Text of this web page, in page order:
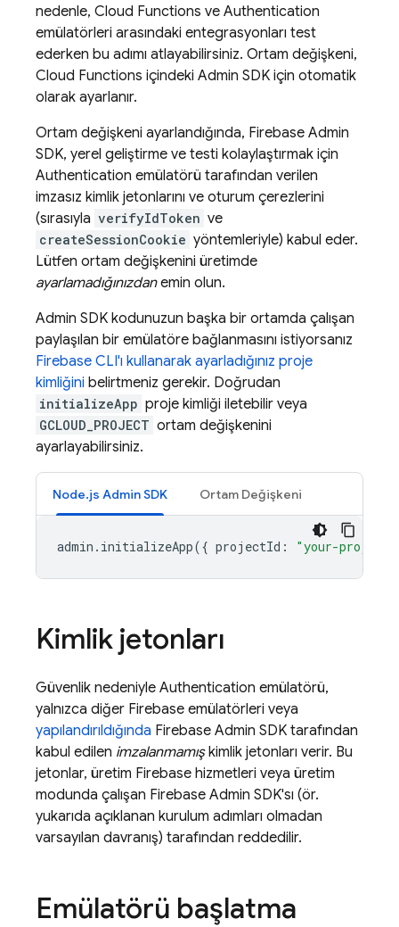
nedenle, Cloud Functions ve Authentication
emülatörleri arasındaki entegrasyonları test
ederken bu adımı atlayabilirsiniz. Ortam değişkeni,
Cloud Functions içindeki Admin SDK için otomatik
olarak ayarlanır.
Ortam değişkeni ayarlandığında, Firebase Admin
SDK, yerel geliştirme ve testi kolaylaştırmak için
Authentication emülatörü tarafından verilen
imzasız kimlik jetonlarını ve oturum çerezlerini
(sırasıyla verifyIdToken ve
createSessionCookie yöntemleriyle) kabul eder.
Lütfen ortam değişkenini üretimde
ayarlamadığınızdanemin olun.
Admin SDK kodunuzun başka bir ortamda çalışan
paylaşılan bir emülatöre bağlanmasını istiyorsanız
Firebase CLI'ı kullanarak ayarladığınız proje
kimliğini belirtmeniz gerekir. Doğrudan
initializeApp proje kimliği iletebilir veya
GCLOUD_PROJECT ortam değişkenini
ayarlayabilirsiniz.
Node.js Admin SDK Ortam Değişkeni
admin . initializeApp({ projectId : "your-
Kimlik jetonları
Güvenlik nedeniyle Authentication emülatörü,
yalnızca diğer Firebase emülatörleri veya
yapılandırıldığında Firebase Admin SDK tarafından
kabul edilen imzalanmamışkimlik jetonları verir. Bu
jetonlar, üretim Firebase hizmetleri veya üretim
modunda çalışan Firebase Admin SDK'sı (ör.
yukarıda açıklanan kurulum adımları olmadan
varsayılan davranış) tarafından reddedilir.
Emülatörü başlatma